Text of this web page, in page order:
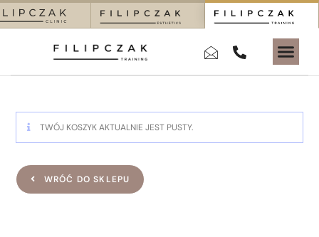
TWÓJ KOSZYK AKTUALNIE JEST PUSTY.
WRÓĆ DO SKLEPU